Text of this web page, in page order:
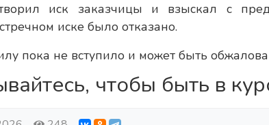
иск заказчицы и взыскал с
иске было отказано.
пока не вступило и может быть
чтобы быть в